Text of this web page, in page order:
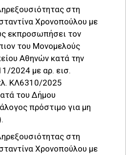
στη
Χρονοπούλου με
εκπροσωπήσει τον
του Μονομελούς
Αθηνών κατά την
2024 με αρ. εισ.
ΚΛ6310/2025
του Δήμου
πρόστιμο για μη
στη
Χρονοπούλου με